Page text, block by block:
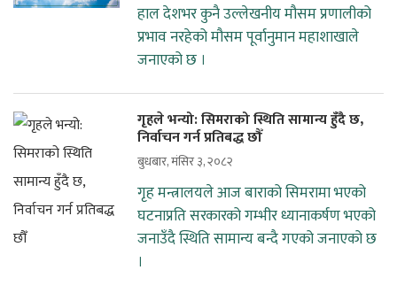
हाल देशभर कुनै उल्लेखनीय मौसम प्रणालीको
प्रभाव नरहेको मौसम पूर्वानुमान महाशाखाले
जनाएको छ ।
गृहले भन्यो: सिमराको स्थिति सामान्य हुँदै छ‚
निर्वाचन गर्न प्रतिबद्ध छौँ
बुधबार, मंसिर ३, २०८२
गृह मन्त्रालयले आज बाराको सिमरामा भएको
घटनाप्रति सरकारको गम्भीर ध्यानाकर्षण भएको
जनाउँदै स्थिति सामान्य बन्दै गएको जनाएको छ
।